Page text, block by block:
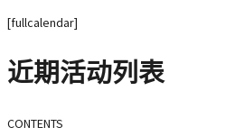
[fullcalendar]
近期活动列表
CONTENTS